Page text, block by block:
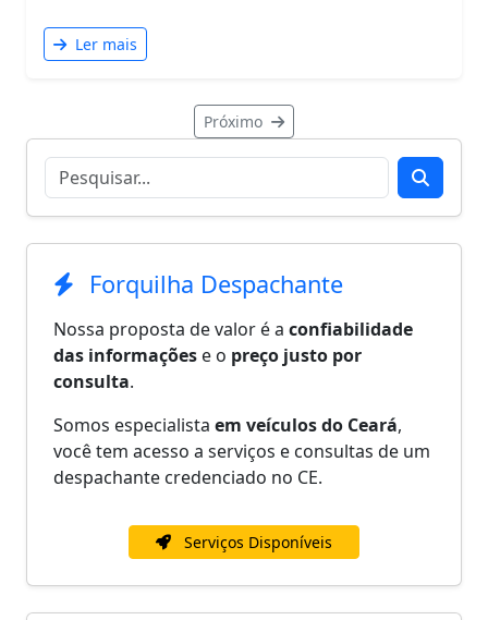
Ler mais
Próximo
Search for: Search
Forquilha Despachante
Nossa proposta de valor é a confiabilidade
das informações e o preço justo por
consulta.
Somos especialista em veículos do Ceará,
você tem acesso a serviços e consultas de um
despachante credenciado no CE.
Serviços Disponíveis